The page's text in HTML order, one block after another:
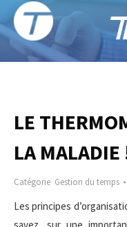
LE
LA MALADIE
Catégorie Gestion du temps
Les principes